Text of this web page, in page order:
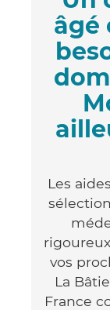
âgé
Les
vos
La
France